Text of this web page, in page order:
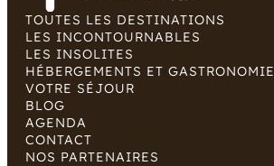
TOUTES LES DESTINATIONS
LES INCONTOURNABLES
LES INSOLITES
HÉBERGEMENTS ET GASTRONOMIE
VOTRE SÉJOUR
BLOG
AGENDA
CONTACT
NOS PARTENAIRES